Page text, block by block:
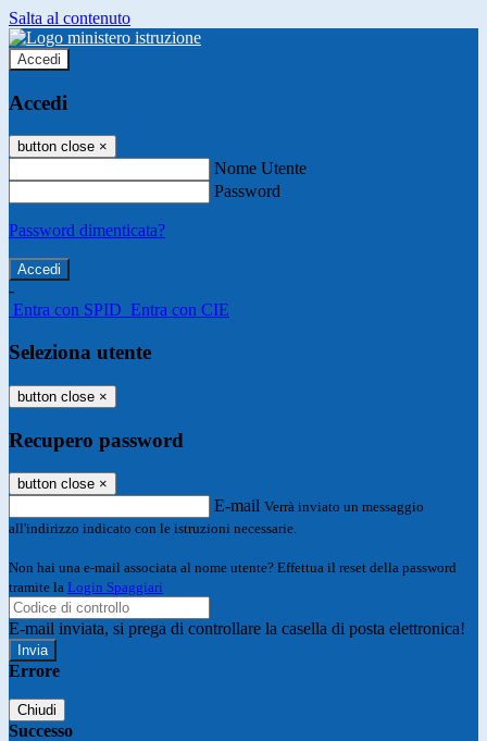
Salta al contenuto
Accedi
Accedi
button close ×
Nome Utente
Password
Password dimenticata?
-
Entra con SPID Entra con CIE
Seleziona utente
button close ×
Recupero password
button close ×
E-mail Verrà inviato un messaggio
all'indirizzo indicato con le istruzioni necessarie.
Non hai una e-mail associata al nome utente? Effettua il reset della password
tramite la Login Spaggiari
E-mail inviata, si prega di controllare la casella di posta elettronica!
Errore
Chiudi
Successo